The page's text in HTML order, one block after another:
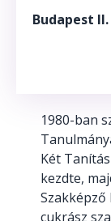
Budapest
1980-ban
Két
kezdte,
Szakképző
cukrász